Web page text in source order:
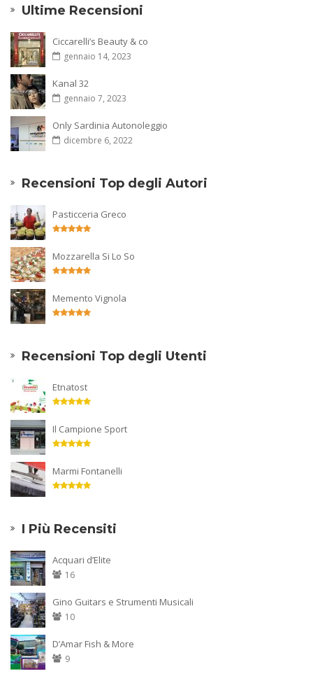
Ultime Recensioni
Ciccarelli’s Beauty & co
gennaio 14, 2023
Kanal 32
gennaio 7, 2023
Only Sardinia Autonoleggio
dicembre 6, 2022
Recensioni Top degli Autori
Pasticceria Greco
Mozzarella Si Lo So
Memento Vignola
Recensioni Top degli Utenti
Etnatost
Il Campione Sport
Marmi Fontanelli
I Più Recensiti
Acquari d’Elite
16
Gino Guitars e Strumenti Musicali
10
D’Amar Fish & More
9